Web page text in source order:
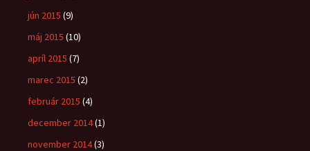
jún 2015 (9)
máj 2015 (10)
apríl 2015 (7)
marec 2015 (2)
február 2015 (4)
december 2014(1)
november 2014(3)